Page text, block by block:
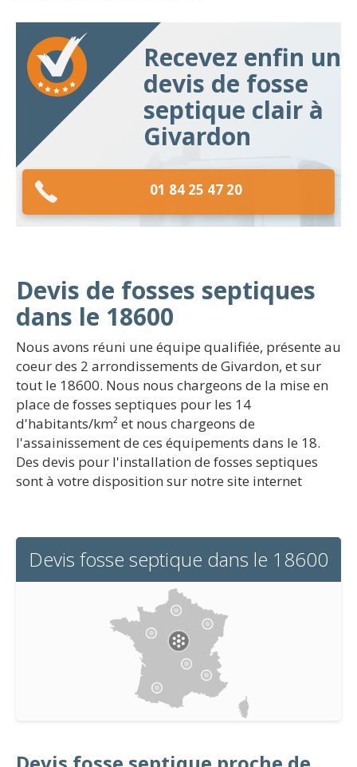
Recevez enfin un
devis de fosse
septique clair à
Givardon
01 84 25 47 20
Devis de fosses septiques
dans le 18600
Nous avons réuni une équipe qualifiée, présente au
coeur des 2 arrondissements de Givardon, et sur
tout le 18600. Nous nous chargeons de la mise en
place de fosses septiques pour les 14
d'habitants/km² et nous chargeons de
l'assainissement de ces équipements dans le 18.
Des devis pour l'installation de fosses septiques
sont à votre disposition sur notre site internet
Devis fosse septique dans le 18600